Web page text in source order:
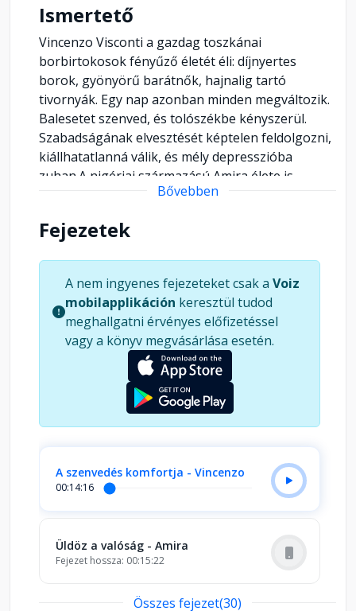
Ismertető
Vincenzo Visconti a gazdag toszkánai
borbirtokosok fényűző életét éli: díjnyertes
borok, gyönyörű barátnők, hajnalig tartó
tivornyák. Egy nap azonban minden megváltozik.
Balesetet szenved, és tolószékbe kényszerül.
Szabadságának elvesztését képtelen feldolgozni,
kiállhatatlanná válik, és mély depresszióba
zuhan.A nigériai származású Amira élete is
fenekestül felfordul, amikor kislányként
modellé válik, és bár látszólag boldog életet él, a
talál menedékre. Az idilli, napsütéses környezetre
csupán egyvalaki vet árnyékot: Vincenzo Visconti,
aki mindent elkövet annak érdekében, hogy
eltávolítsa a szókimondó lányt a birtokról.Anne L.
Green regénye két megtört ember
fejlődéstörténete, amelyben egymás ellen vívnak
küzdelmet, de valójában önmagukkal harcolnak.
Rávilágít arra, nincs édesebb diadal, mint a
gyengeségeink felett."Gyönyörű tájon játszódó
romantikus történet." - Lizzyke olvasókuckója
Bővebben
Fejezetek
A nem ingyenes fejezeteket csak a Voiz
mobilapplikáción keresztül tudod
meghallgatni érvényes előfizetéssel
vagy a könyv megvásárlása esetén.
A szenvedés komfortja - Vincenzo
00:14:16
Üldöz a valóság - Amira
Fejezet hossza: 00:15:22
Összes fejezet(30)